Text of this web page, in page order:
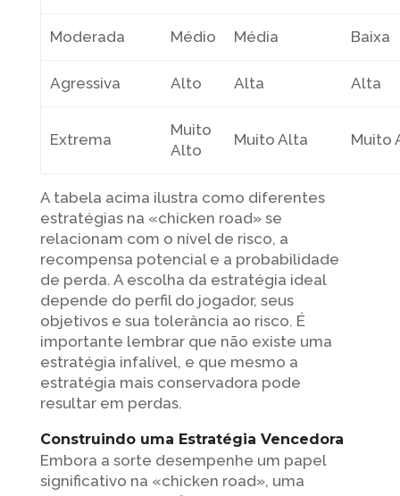
Moderada Médio Média Baixa
Agressiva Alto Alta Alta
Extrema
Muito
Alto
Muito Alta Muito
A tabela acima ilustra como diferentes
estratégias na «chicken road» se
relacionam com o nível de risco, a
recompensa potencial e a probabilidade
de perda. A escolha da estratégia ideal
depende do perfil do jogador, seus
objetivos e sua tolerância ao risco. É
importante lembrar que não existe uma
estratégia infalível, e que mesmo a
estratégia mais conservadora pode
resultar em perdas.
Construindo uma Estratégia Vencedora
Embora a sorte desempenhe um papel
significativo na «chicken road», uma